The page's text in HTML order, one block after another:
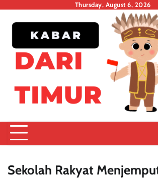
Thursday, August 6, 2026
Sekolah Rakyat